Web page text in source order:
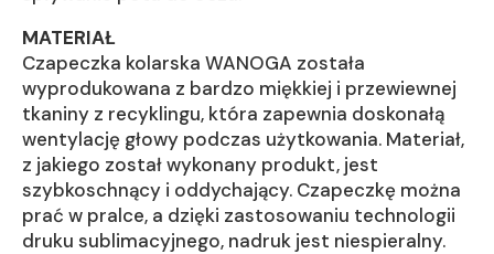
MATERIAŁ
Czapeczka kolarska WANOGA została
wyprodukowana z bardzo miękkiej i przewiewnej
tkaniny z recyklingu, która zapewnia doskonałą
wentylację głowy podczas użytkowania. Materiał,
z jakiego został wykonany produkt, jest
szybkoschnący i oddychający. Czapeczkę można
prać w pralce, a dzięki zastosowaniu technologii
druku sublimacyjnego, nadruk jest niespieralny.